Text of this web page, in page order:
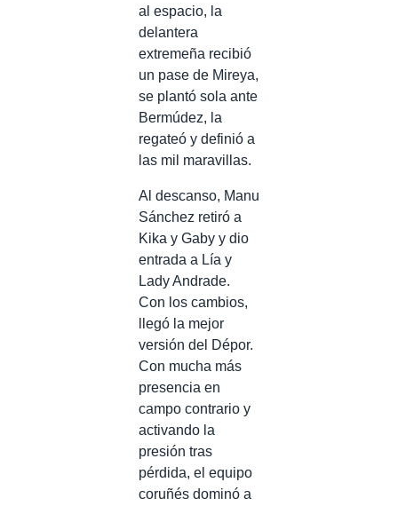
al espacio, la
delantera
extremeña recibió
un pase de Mireya,
se plantó sola ante
Bermúdez, la
regateó y definió a
las mil maravillas.
Al descanso, Manu
Sánchez retiró a
Kika y Gaby y dio
entrada a Lía y
Lady Andrade.
Con los cambios,
llegó la mejor
versión del Dépor.
Con mucha más
presencia en
campo contrario y
activando la
presión tras
pérdida, el equipo
coruñés dominó a